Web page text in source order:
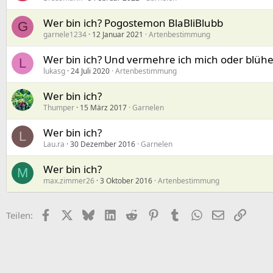
G Wer bin ich? Pogostemon BlaBliBlubb
garnele1234 12 Januar 2021 Artenbestimmung
L Wer bin ich? Und vermehre ich mich oder
lukasg 24 Juli 2020 Artenbestimmung
Wer bin ich?
Thumper 15 März 2017 Garnelen
L Wer bin ich?
Lau.ra 30 Dezember 2016 Garnelen
M Wer bin ich?
max.zimmer26 3 Oktober 2016 Artenbestimmung
Teilen: FacebookX (Twitter)
BlueskyLinkedIn
Reddit PinterestTumblrWhatsApp
E-MailLink